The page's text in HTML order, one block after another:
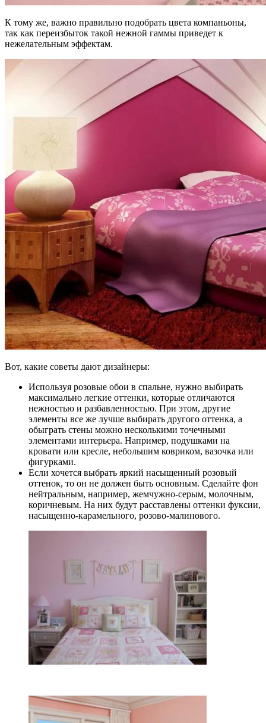
К тому же, важно правильно подобрать цвета компаньоны,
так как переизбыток такой нежной гаммы приведет к
нежелательным эффектам.
Вот, какие советы дают дизайнеры:
Используя розовые обои в спальне, нужно выбирать
максимально легкие оттенки, которые отличаются
нежностью и разбавленностью. При этом, другие
элементы все же лучше выбирать другого оттенка, а
обыграть стены можно несколькими точечными
элементами интерьера. Например, подушками на
кровати или кресле, небольшим ковриком, вазочка или
фигурками.
Если хочется выбрать яркий насыщенный розовый
оттенок, то он не должен быть основным. Сделайте фон
нейтральным, например, жемчужно-серым, молочным,
коричневым. На них будут расставлены оттенки фуксии,
насыщенно-карамельного, розово-малинового.